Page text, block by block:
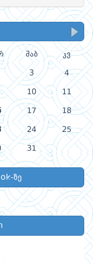
შაბ კვ
3 4
10 11
17 18
24 25
31
ზე